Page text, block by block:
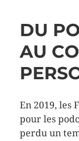
DU
AU
En 2019, les
pour les
perdu un